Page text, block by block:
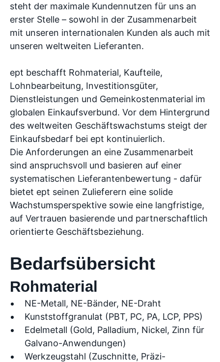
steht der maximale Kundennutzen für uns an
erster Stelle – sowohl in der Zusammenarbeit
mit unseren internationalen Kunden als auch mit
unseren weltweiten Lieferanten.
ept beschafft Rohmaterial, Kaufteile,
Lohnbearbeitung, Investitionsgüter,
Dienstleistungen und Gemeinkostenmaterial im
globalen Einkaufsverbund. Vor dem Hintergrund
des weltweiten Geschäftswachstums steigt der
Einkaufsbedarf bei ept kontinuierlich.
Die Anforderungen an eine Zusammenarbeit
sind anspruchsvoll und basieren auf einer
systematischen Lieferantenbewertung - dafür
bietet ept seinen Zulieferern eine solide
Wachstumsperspektive sowie eine langfristige,
auf Vertrauen basierende und partnerschaftlich
orientierte Geschäftsbeziehung.
Bedarfsübersicht
Rohmaterial
NE-Metall, NE-Bänder, NE-Draht
Kunststoffgranulat (PBT, PC, PA, LCP, PPS)
Edelmetall (Gold, Palladium, Nickel, Zinn für
Galvano-Anwendungen)
Werkzeugstahl (Zuschnitte, Präzi-